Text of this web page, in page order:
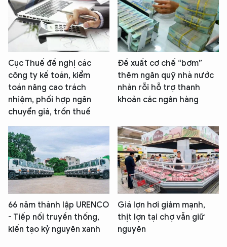
Cục Thuế đề nghị các
công ty kế toán, kiểm
toán nâng cao trách
nhiệm, phối hợp ngăn
chuyển giá, trốn thuế
Đề xuất cơ chế “bơm”
thêm ngân quỹ nhà nước
nhàn rỗi hỗ trợ thanh
khoản các ngân hàng
66 năm thành lập URENCO
- Tiếp nối truyền thống,
kiến tạo kỷ nguyên xanh
Giá lợn hơi giảm mạnh,
thịt lợn tại chợ vẫn giữ
nguyên